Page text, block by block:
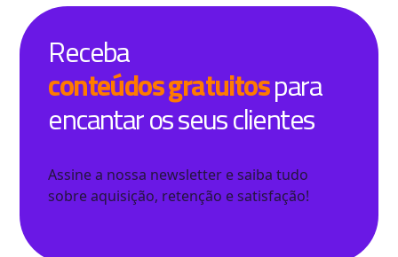
Receba
conteúdos gratuitospara
encantar os seus clientes
Assine a nossa newsletter e saiba tudo
sobre aquisição, retenção e satisfação!